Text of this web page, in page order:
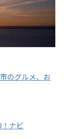
のグルメ、お
ナビ